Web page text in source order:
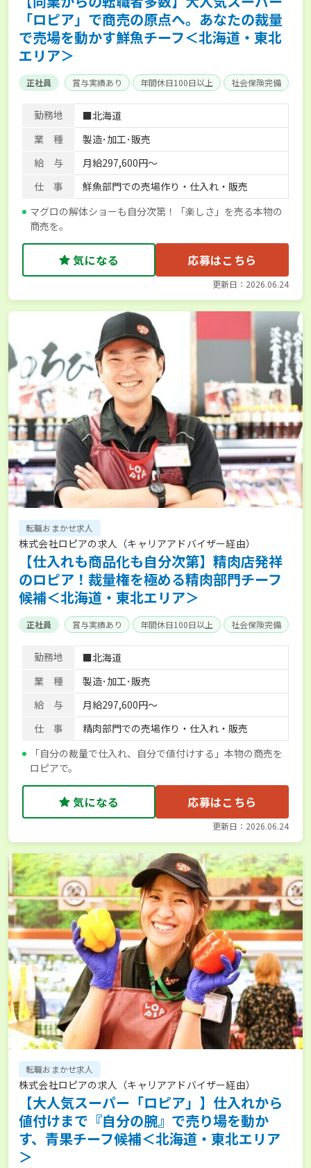
「ロピア」で商売の原点へ。あなたの裁量
で売場を動かす鮮魚チーフ＜北海道・東北
エリア＞
正社員 賞与実績あり 年間休日100日以上 社会保険完備
勤務地
■北海道
業 種
製造･加工･販売
給 与
月給297,600円～
仕 事
鮮魚部門での売場作り・仕入れ・販売
マグロの解体ショーも自分次第！「楽しさ」を売る本物の
商売を。
気になる 応募はこちら
更新日：2026.06.24
転職おまかせ求人
株式会社ロピアの求人（キャリアアドバイザー経由）
【仕入れも商品化も自分次第】精肉店発祥
のロピア！裁量権を極める精肉部門チーフ
候補＜北海道・東北エリア＞
正社員 賞与実績あり 年間休日100日以上 社会保険完備
勤務地
■北海道
業 種
製造･加工･販売
給 与
月給297,600円～
仕 事
精肉部門での売場作り・仕入れ・販売
「自分の裁量で仕入れ、自分で値付けする」本物の商売を
ロピアで。
気になる 応募はこちら
更新日：2026.06.24
転職おまかせ求人
株式会社ロピアの求人（キャリアアドバイザー経由）
【大人気スーパー「ロピア」】仕入れから
値付けまで『自分の腕』で売り場を動か
す、青果チーフ候補＜北海道・東北エリア
＞